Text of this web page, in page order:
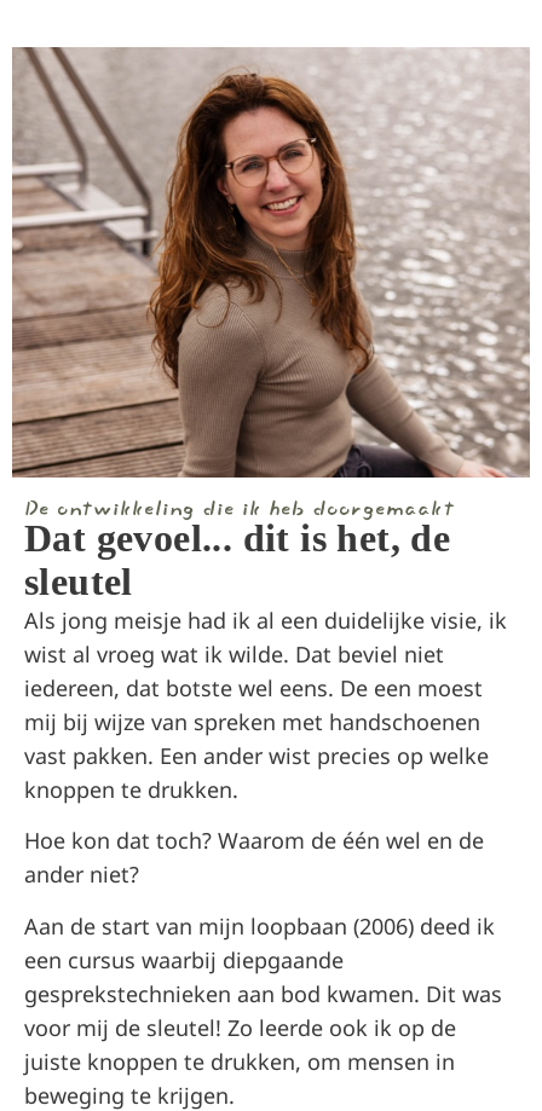
De ontwikkeling die ik heb doorgemaakt
Dat gevoel... dit is het, de
sleutel
Als jong meisje had ik al een duidelijke visie, ik
wist al vroeg wat ik wilde. Dat beviel niet
iedereen, dat botste wel eens. De een moest
mij bij wijze van spreken met handschoenen
vast pakken. Een ander wist precies op welke
knoppen te drukken.
Hoe kon dat toch? Waarom de één wel en de
ander niet?
Aan de start van mijn loopbaan (2006) deed ik
een cursus waarbij diepgaande
gesprekstechnieken aan bod kwamen. Dit was
voor mij de sleutel! Zo leerde ook ik op de
juiste knoppen te drukken, om mensen in
beweging te krijgen.